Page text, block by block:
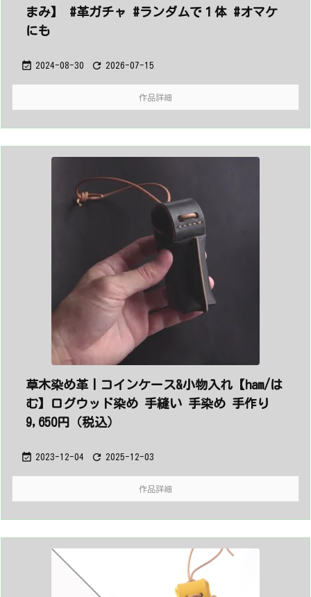
まみ】 #革ガチャ #ランダムで１体 #オマケ
にも
 2024-08-30  2026-07-15
作品詳細
草木染め革丨コインケース&小物入れ【ham/は
む】ログウッド染め 手縫い 手染め 手作り
9,650円（税込）
 2023-12-04  2025-12-03
作品詳細